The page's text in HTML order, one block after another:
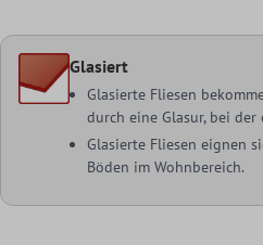
Glasiert
Glasierte Fliesen
durch eine Glasur, bei
Glasierte Fliesen eignen
Böden im Wohnbereich.